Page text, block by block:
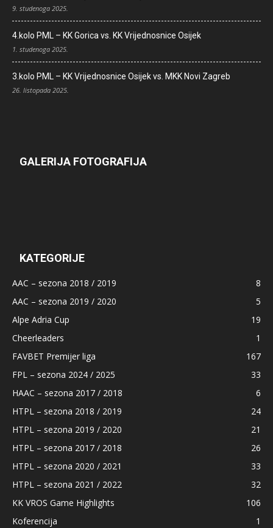
9. studenoga 2025.
4.kolo PML – KK Gorica vs. KK Vrijednosnice Osijek
1. studenoga 2025.
3.kolo PML – KK Vrijednosnice Osijek vs. MKK Novi Zagreb
26. listopada 2025.
GALERIJA FOTOGRAFIJA
KATEGORIJE
AAC – sezona 2018 / 2019
8
AAC – sezona 2019 / 2020
5
Alpe Adria Cup
19
Cheerleaders
1
FAVBET Premijer liga
167
FPL – sezona 2024 / 2025
33
HAAC – sezona 2017 / 2018
6
HTPL – sezona 2018 / 2019
24
HTPL – sezona 2019 / 2020
21
HTPL – sezona 2017 / 2018
26
HTPL – sezona 2020 / 2021
33
HTPL – sezona 2021 / 2022
32
KK VROS Game Highlights
106
Koferencija
1